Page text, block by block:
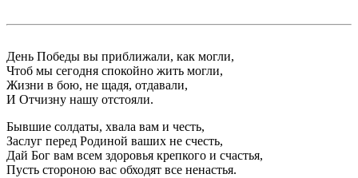
День Победы вы приближали, как могли,
Чтоб мы сегодня спокойно жить могли,
Жизни в бою, не щадя, отдавали,
И Отчизну нашу отстояли.
Бывшие солдаты, хвала вам и честь,
Заслуг перед Родиной ваших не счесть,
Дай Бог вам всем здоровья крепкого и счастья,
Пусть стороною вас обходят все ненастья.